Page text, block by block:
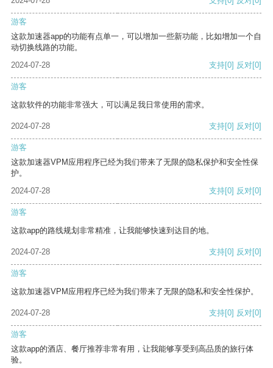
游客
这款加速器app的功能有点单一，可以增加一些新功能，比如增加一个自
动切换线路的功能。
2024-07-28
支持[0] 反对[0]
游客
这款软件的功能非常强大，可以满足我日常使用的需求。
2024-07-28 支持[0] 反对[0]
游客
这款加速器VPM应用程序已经为我们带来了无限的隐私保护和安全性保
护。
2024-07-28
支持[0] 反对[0]
游客
这款app的路线规划非常精准，让我能够快速到达目的地。
2024-07-28 支持[0] 反对[0]
游客
这款加速器VPM应用程序已经为我们带来了无限的隐私和安全性保护。
2024-07-28 支持[0] 反对[0]
游客
这款app的酒店、餐厅推荐非常有用，让我能够享受到高品质的旅行体
验。